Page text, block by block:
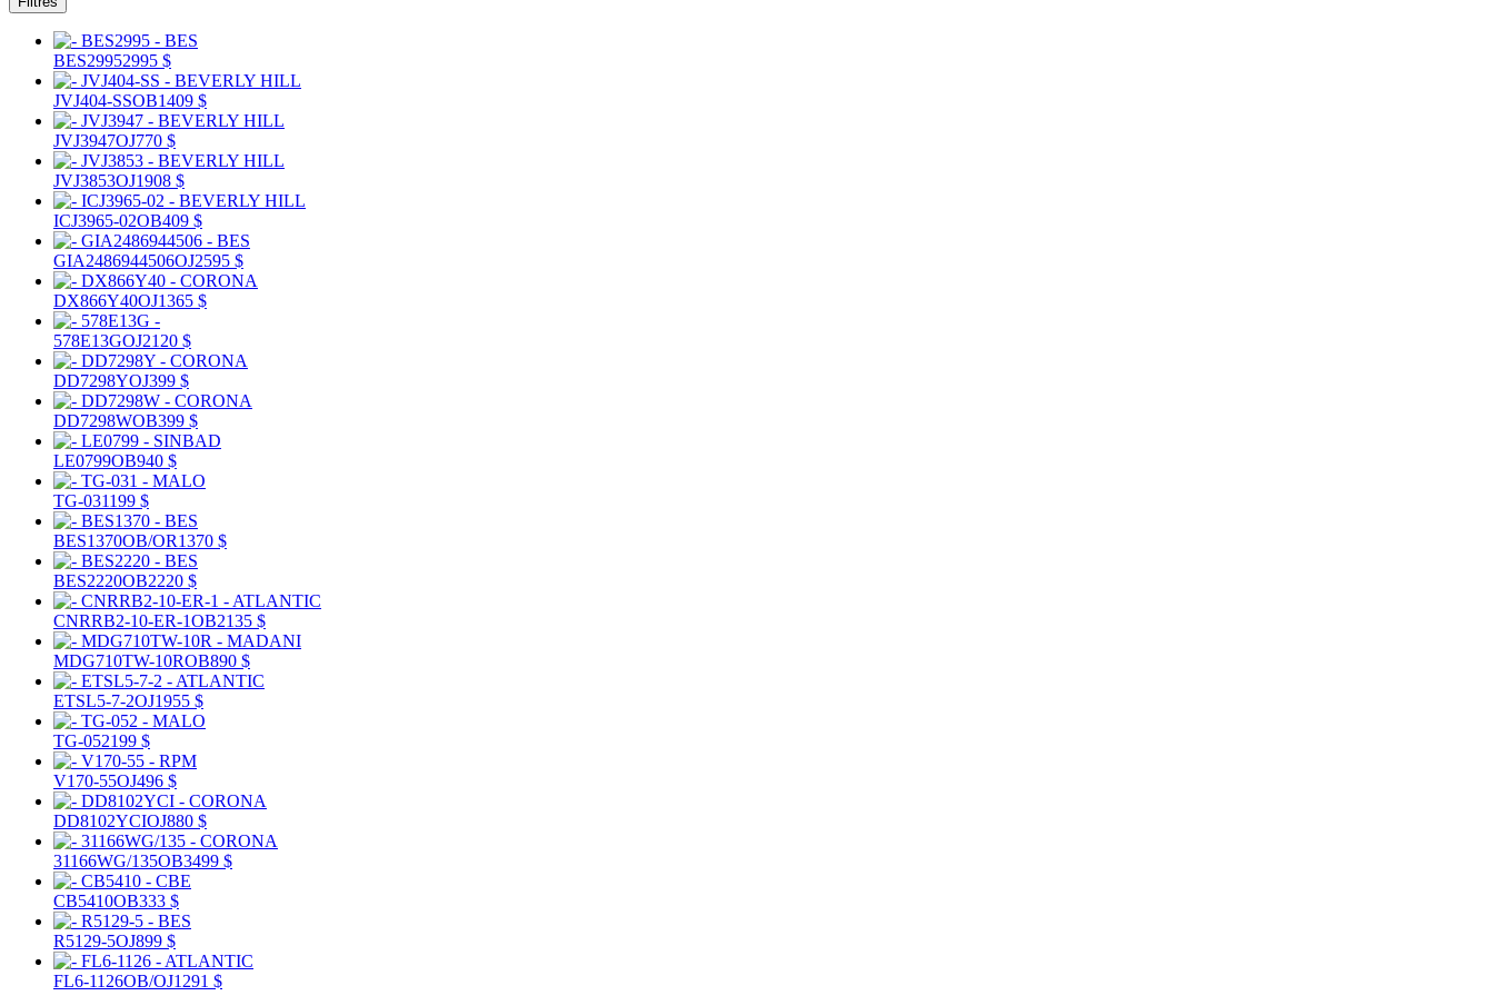
BES29952995 $
JVJ404-SSOB1409 $
JVJ3947OJ770 $
JVJ3853OJ1908 $
ICJ3965-02OB409 $
GIA2486944506OJ2595 $
DX866Y40OJ1365 $
578E13GOJ2120 $
DD7298YOJ399 $
DD7298WOB399 $
LE0799OB940 $
TG-031199 $
BES1370OB/OR1370 $
BES2220OB2220 $
CNRRB2-10-ER-1OB2135 $
MDG710TW-10ROB890 $
ETSL5-7-2OJ1955 $
TG-052199 $
V170-55OJ496 $
DD8102YCIOJ880 $
31166WG/135OB3499 $
CB5410OB333 $
R5129-5OJ899 $
FL6-1126OB/OJ1291 $